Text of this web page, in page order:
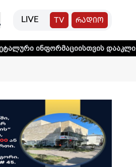
LIVE TV რადიო
დააკლიკეთ ლინკს